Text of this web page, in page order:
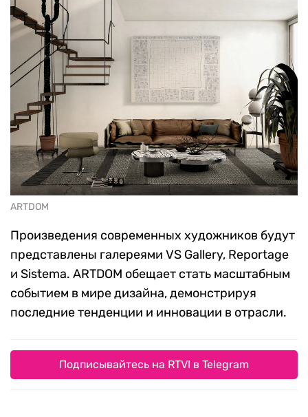
ARTDOM
Произведения современных художников будут
представлены галереями VS Gallery, Reportage
и Sistema. ARTDOM обещает стать масштабным
событием в мире дизайна, демонстрируя
последние тенденции и инновации в отрасли.
Подписывайтесь на RTVI в Telegram